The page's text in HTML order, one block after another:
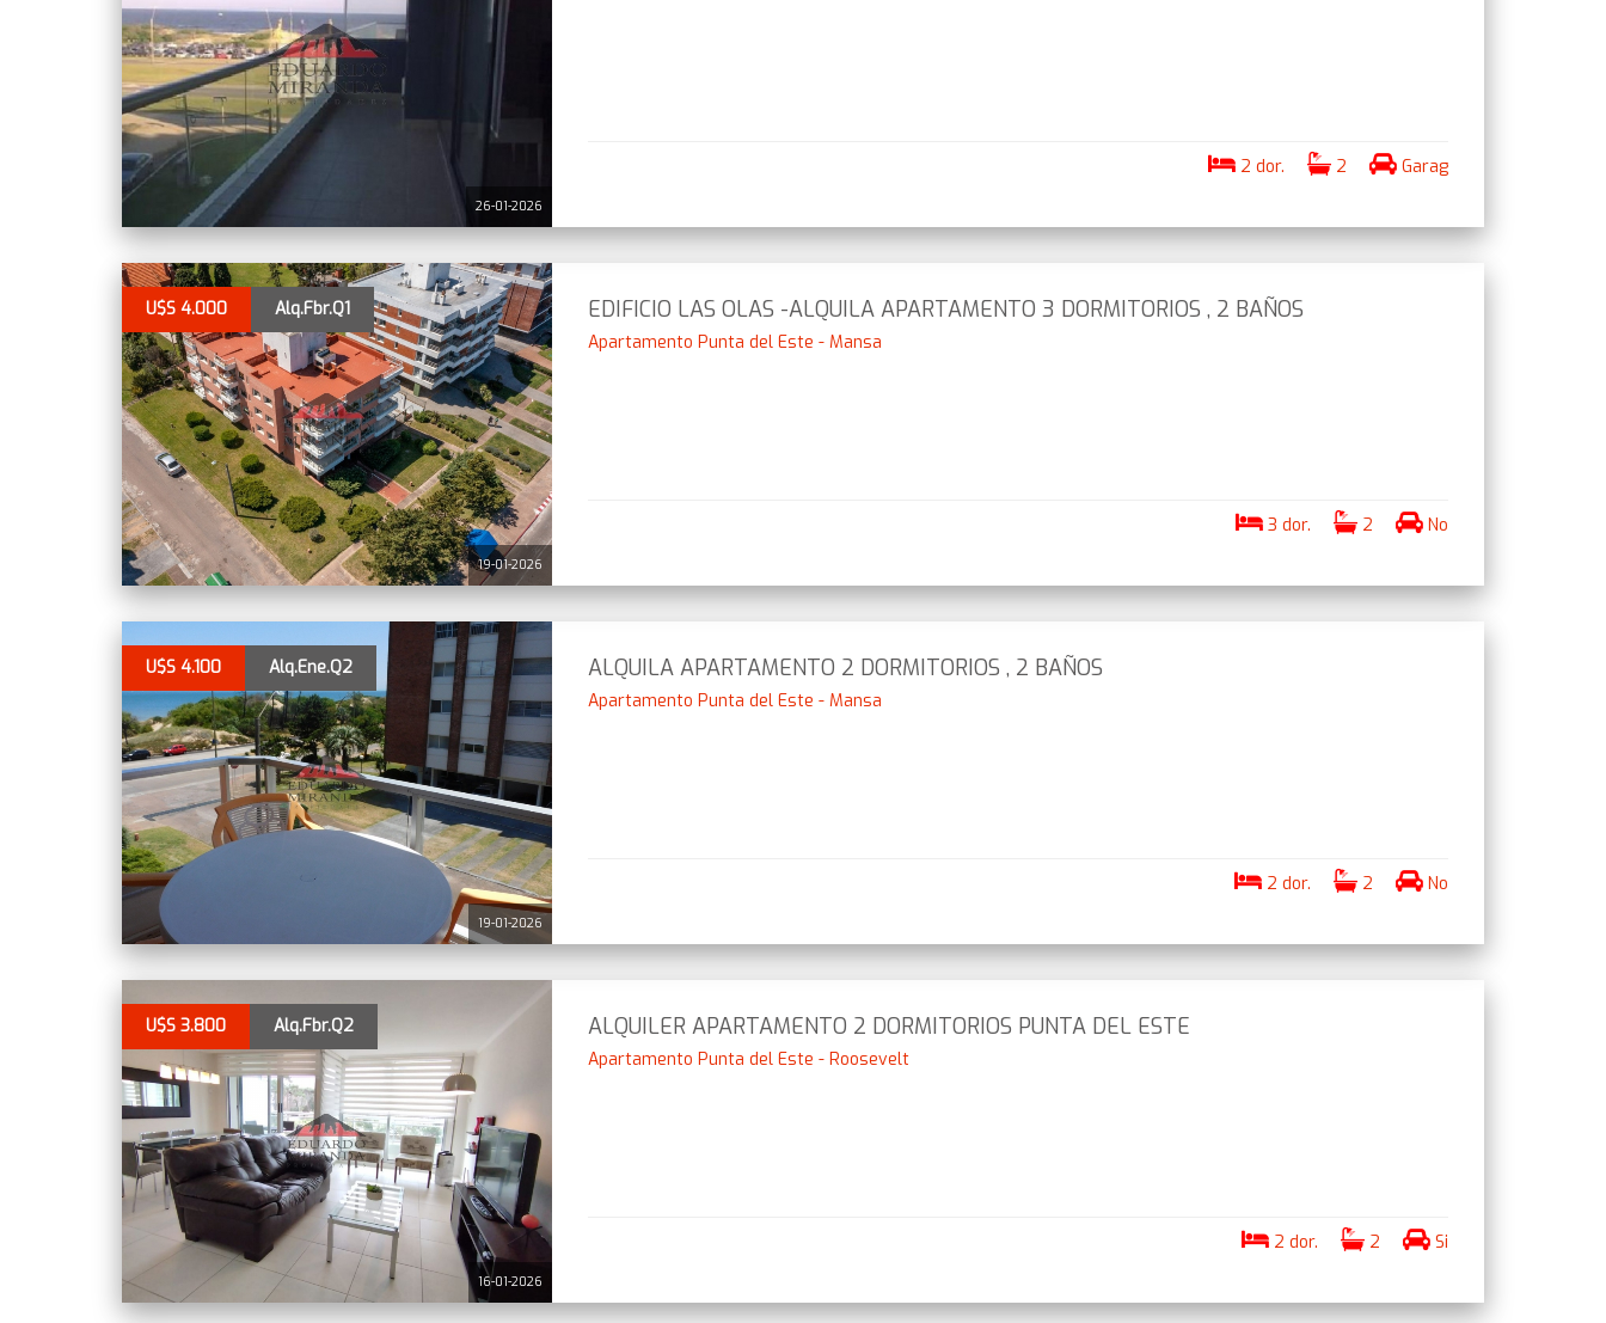
26-01-2026
2 dor. 2 Garag
19-01-2026
U$S 4.000 Alq.Fbr.Q1 EDIFICIO LAS OLAS -ALQUILA APARTAMENTO 3 DORMITORIOS , 2 BAÑOS
Apartamento Punta del Este - Mansa
3 dor. 2 No
19-01-2026
U$S 4.100 Alq.Ene.Q2 ALQUILA APARTAMENTO 2 DORMITORIOS , 2 BAÑOS
Apartamento Punta del Este - Mansa
2 dor. 2 No
16-01-2026
U$S 3.800 Alq.Fbr.Q2 ALQUILER APARTAMENTO 2 DORMITORIOS PUNTA DEL ESTE
Apartamento Punta del Este - Roosevelt
2 dor. 2 Si